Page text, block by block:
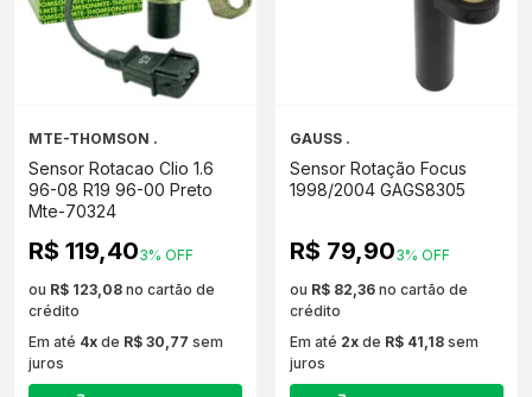
MTE-THOMSON .
Sensor Rotacao Clio 1.6
96-08 R19 96-00 Preto
Mte-70324
R$ 119,403% OFF
ou R$ 123,08 no cartão de
crédito
Em até 4x de R$ 30,77 sem
juros
GAUSS .
Sensor Rotação Focus
1998/2004 GAGS8305
R$ 79,903% OFF
ou R$ 82,36 no cartão de
crédito
Em até 2x de R$ 41,18 sem
juros